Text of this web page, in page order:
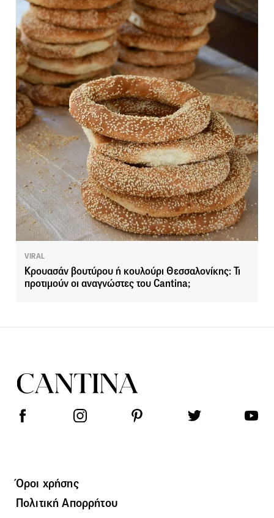
VIRAL
Κρουασάν βουτύρου ή κουλούρι Θεσσαλονίκης: Τι
προτιμούν οι αναγνώστες του Cantina;
Όροι χρήσης
Πολιτική Απορρήτου